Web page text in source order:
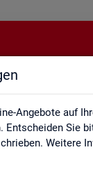
Angebote auf
Entscheiden Sie
Weitere